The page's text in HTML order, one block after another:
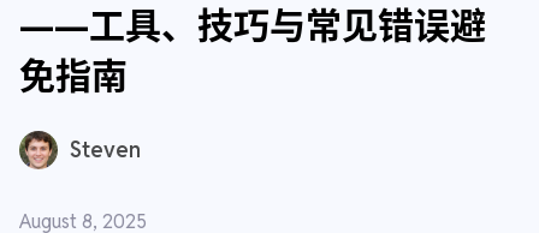
——工具、技巧与常见错误避
免指南
Steven
August 8, 2025